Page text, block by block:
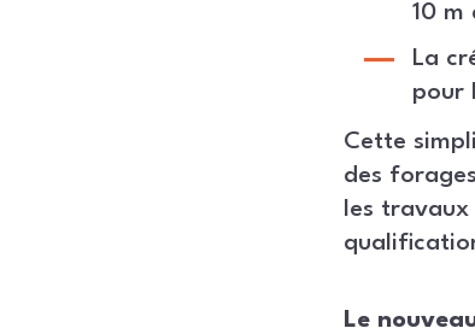
10 m
La
pour
Cette
des
les
Le